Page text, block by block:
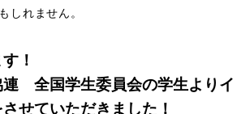
しれません。
！
連 全国学生委員会の学生よりイ
せていただきました！